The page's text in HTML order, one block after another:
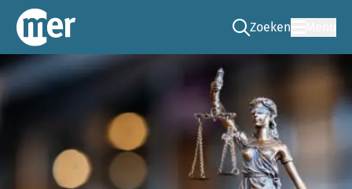
Commissie mer
Zoeken
Ga naar de zoek